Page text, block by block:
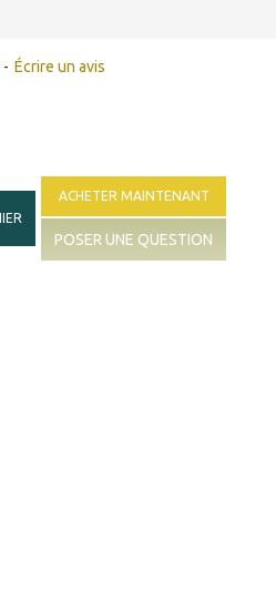
- Écrire un avis
ACHETER MAINTENANT
POSER UNE QUESTION